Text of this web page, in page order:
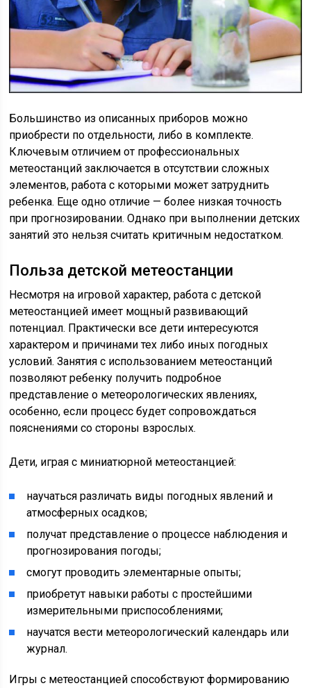
Большинство из описанных приборов можно
приобрести по отдельности, либо в комплекте.
Ключевым отличием от профессиональных
метеостанций заключается в отсутствии сложных
элементов, работа с которыми может затруднить
ребенка. Еще одно отличие — более низкая точность
при прогнозировании. Однако при выполнении детских
занятий это нельзя считать критичным недостатком.
Польза детской метеостанции
Несмотря на игровой характер, работа с детской
метеостанцией имеет мощный развивающий
потенциал. Практически все дети интересуются
характером и причинами тех либо иных погодных
условий. Занятия с использованием метеостанций
позволяют ребенку получить подробное
представление о метеорологических явлениях,
особенно, если процесс будет сопровождаться
пояснениями со стороны взрослых.
Дети, играя с миниатюрной метеостанцией:
научаться различать виды погодных явлений и
атмосферных осадков;
получат представление о процессе наблюдения и
прогнозирования погоды;
смогут проводить элементарные опыты;
приобретут навыки работы с простейшими
измерительными приспособлениями;
научатся вести метеорологический календарь или
журнал.
Игры с метеостанцией способствуют формированию